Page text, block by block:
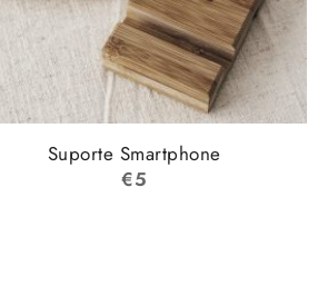
Suporte Smartphone
€5